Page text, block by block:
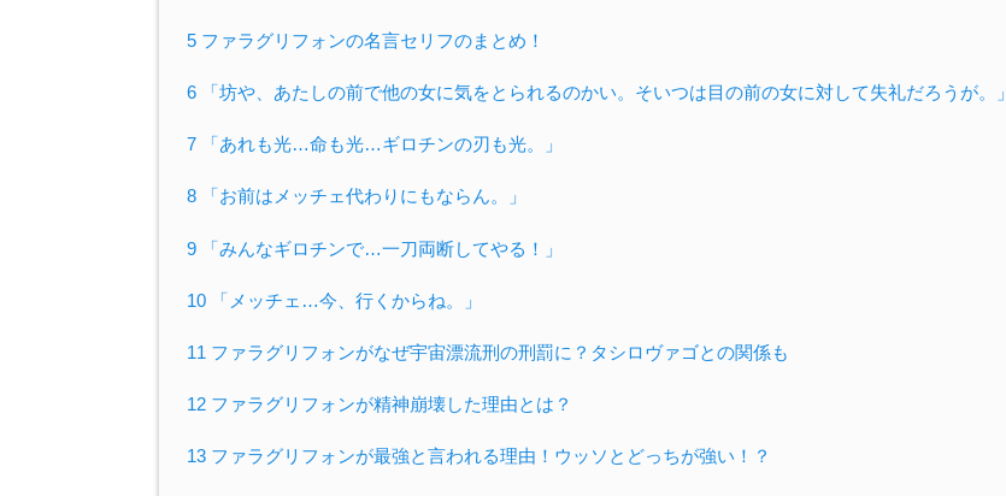
5 ファラグリフォンの名言セリフのまとめ！
6 「坊や、あたしの前で他の女に気をとられるのかい。そいつは目の前の女に対して失礼だろうが。」
7 「あれも光…命も光…ギロチンの刃も光。」
8 「お前はメッチェ代わりにもならん。」
9 「みんなギロチンで…一刀両断してやる！」
10 「メッチェ…今、行くからね。」
11 ファラグリフォンがなぜ宇宙漂流刑の刑罰に？タシロヴァゴとの関係も
12 ファラグリフォンが精神崩壊した理由とは？
13 ファラグリフォンが最強と言われる理由！ウッソとどっちが強い！？